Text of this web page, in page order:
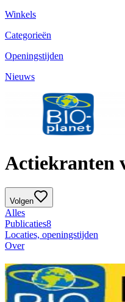
Winkels
Categorieën
Openingstijden
Nieuws
Actiekranten
Volgen
Alles
Publicaties8
Locaties, openingstijden
Over